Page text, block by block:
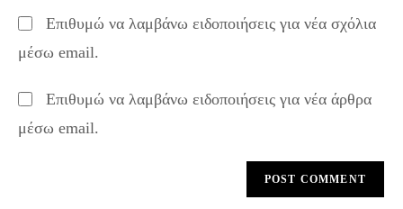
comment
URL
(optional)
Επιθυμώ να λαμβάνω ειδοποιήσεις για νέα σχόλια
μέσω email.
Επιθυμώ να λαμβάνω ειδοποιήσεις για νέα άρθρα
μέσω email.